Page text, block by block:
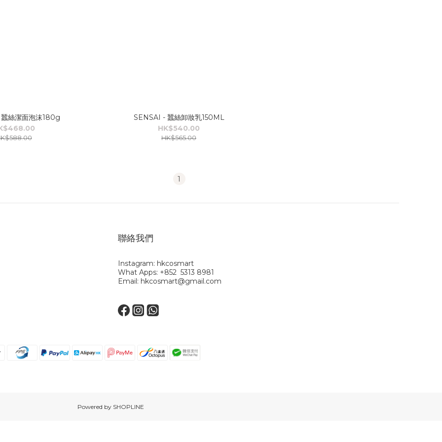
絲潔面泡沫180g
SENSAI - 蠶絲卸妝乳150ML
HK$540.00
HK$565.00
1
聯絡我們
Instagram: hkcosmart
What Apps: +852 5313 8981
Email: hkcosmart@gmail.com
Powered by SHOPLINE